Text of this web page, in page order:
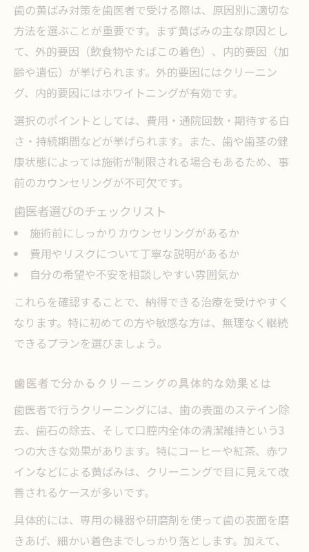
歯の黄ばみ対策を歯医者で受ける際は、原因別に適切な
方法を選ぶことが重要です。まず黄ばみの主な原因とし
て、外的要因（飲食物やたばこの着色）、内的要因（加
齢や遺伝）が挙げられます。外的要因にはクリーニン
グ、内的要因にはホワイトニングが有効です。
選択のポイントとしては、費用・通院回数・期待する白
さ・持続期間などが挙げられます。また、歯や歯茎の健
康状態によっては施術が制限される場合もあるため、事
前のカウンセリングが不可欠です。
歯医者選びのチェックリスト
施術前にしっかりカウンセリングがあるか
費用やリスクについて丁寧な説明があるか
自分の希望や不安を相談しやすい雰囲気か
これらを確認することで、納得できる治療を受けやすく
なります。特に初めての方や敏感な方は、無理なく継続
できるプランを選びましょう。
歯医者で分かるクリーニングの具体的な効果とは
歯医者で行うクリーニングには、歯の表面のステイン除
去、歯石の除去、そして口腔内全体の清潔維持という3
つの大きな効果があります。特にコーヒーや紅茶、赤ワ
インなどによる黄ばみは、クリーニングで目に見えて改
善されるケースが多いです。
具体的には、専用の機器や研磨剤を使って歯の表面を磨
きあげ、細かい着色までしっかり落とします。加えて、